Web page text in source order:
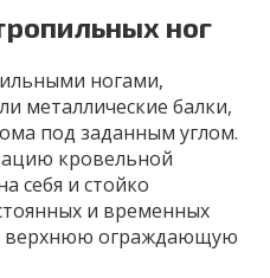
ног
ногами,
металлические балки,
под заданным углом.
кровельной
себя и стойко
и временных
верхнюю ограждающую